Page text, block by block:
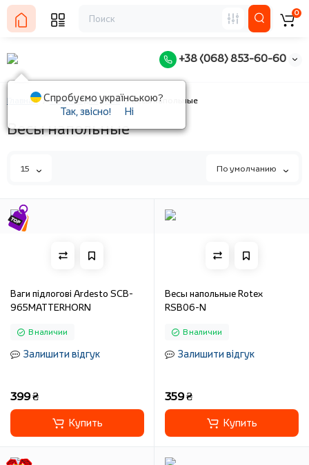
+38 (068) 853-60-60
0
Главная Техника для дома Весы напольные
Весы напольные
15 По умолчанию
Ваги підлогові Ardesto SCB-
965MATTERHORN
В наличии
Залишити відгук
399 ₴
Купить
Весы напольные Rotex
RSB06-N
В наличии
Залишити відгук
359 ₴
Купить
Спробуємо українською?
Так, звісно!
Ні